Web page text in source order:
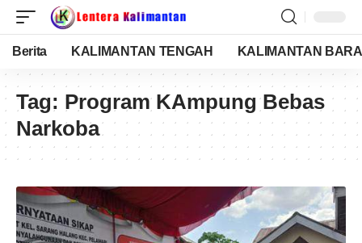
Berita KALIMANTAN TENGAH KALIMANTAN
Tag: Program KAmpung Bebas
Narkoba